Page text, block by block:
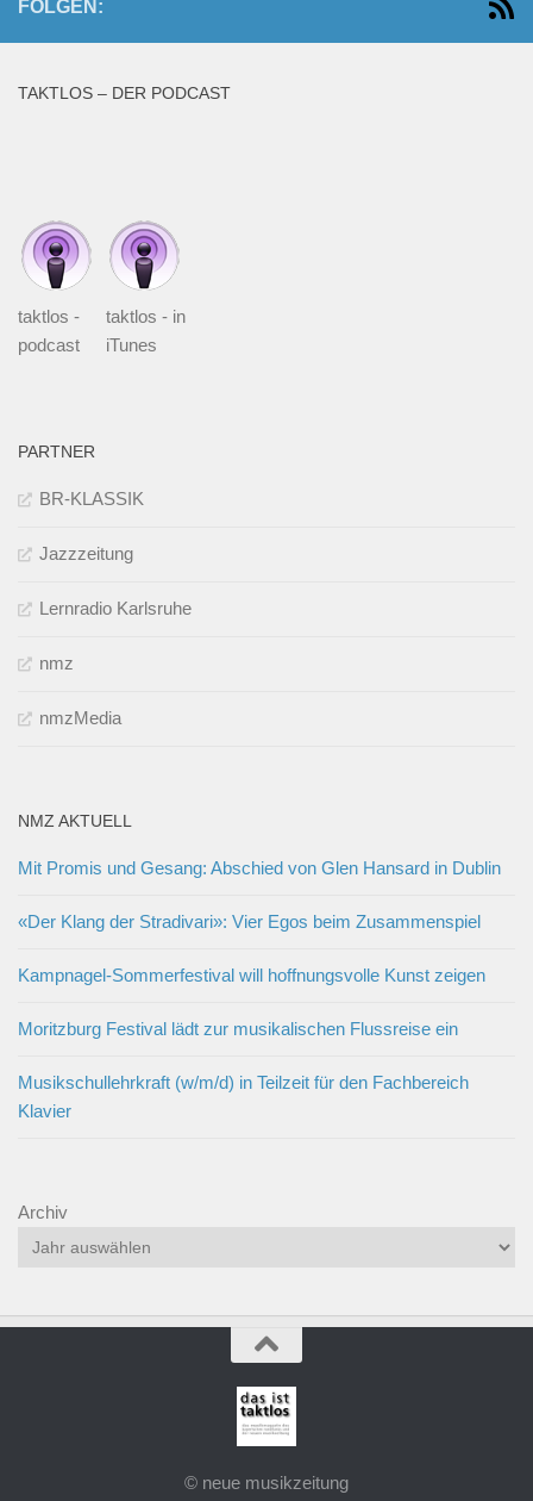
FOLGEN:
TAKTLOS – DER PODCAST
taktlos -
podcast
taktlos - in
iTunes
PARTNER
BR-KLASSIK
Jazzzeitung
Lernradio Karlsruhe
nmz
nmzMedia
NMZ AKTUELL
Mit Promis und Gesang: Abschied von Glen Hansard in Dublin
«Der Klang der Stradivari»: Vier Egos beim Zusammenspiel
Kampnagel-Sommerfestival will hoffnungsvolle Kunst zeigen
Moritzburg Festival lädt zur musikalischen Flussreise ein
Musikschullehrkraft (w/m/d) in Teilzeit für den Fachbereich
Klavier
Archiv
© neue musikzeitung